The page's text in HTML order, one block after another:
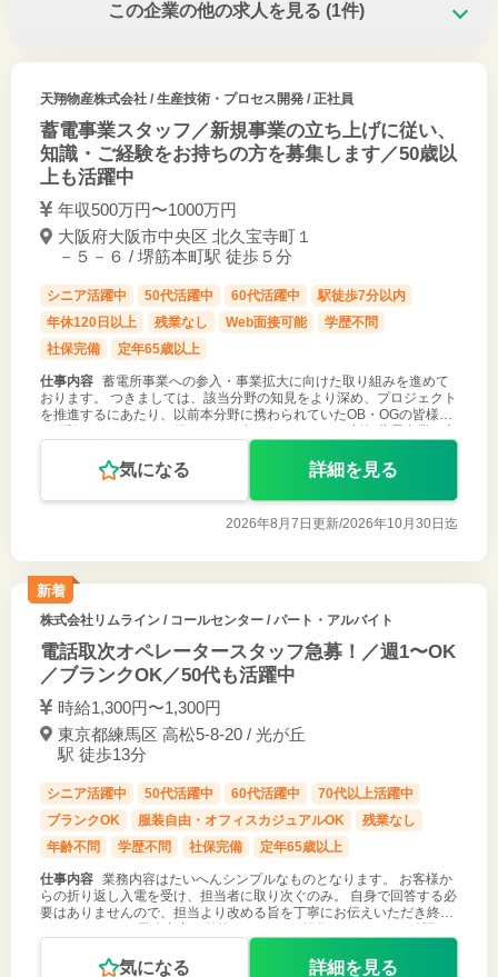
この企業の他の求人を見る (1件)
天翔物産株式会社/ 生産技術・プロセス開発 / 正社員
蓄電事業スタッフ／新規事業の立ち上げに従い、
知識・ご経験をお持ちの方を募集します／50歳以
上も活躍中
年収500万円〜1000万円
大阪府大阪市中央区 北久宝寺町１
－５－６ / 堺筋本町駅 徒歩５分
シニア活躍中 50代活躍中 60代活躍中
駅徒歩7分以内
年休120日以上
残業なし Web面接可能
学歴不問
社保完備
定年65歳以上
仕事内容 蓄電所事業への参入・事業拡大に向けた取り組みを進めて
おります。 つきましては、該当分野の知見をより深め、プロジェクト
を推進するにあたり、以前本分野に携わられていたOB・OGの皆様の
気になる 詳細を見る
2026年8月7日更新/2026年10月30日迄
新着
株式会社リムライン/ コールセンター / パート・アルバイト
電話取次オペレータースタッフ急募！／週1〜OK
／ブランクOK／50代も活躍中
時給1,300円〜1,300円
東京都練馬区 高松5-8-20 / 光が丘
駅 徒歩13分
シニア活躍中 50代活躍中 60代活躍中
70代以上活躍中
ブランクOK
服装自由・オフィスカジュアルOK
残業なし
年齢不問
学歴不問 社保完備 定年65歳以上
仕事内容 業務内容はたいへんシンプルなものとなります。 お客様か
らの折り返し入電を受け、担当者に取り次ぐのみ。 自身で回答する必
要はありませんので、担当より改める旨を丁寧にお伝えいただき終話
気になる 詳細を見る